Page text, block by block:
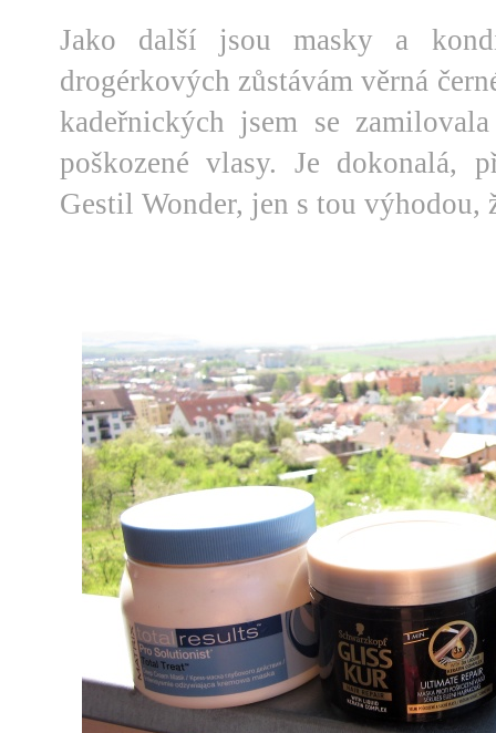
Jako další jsou masky a
drogérkových zůstávám věrná
kadeřnických jsem se
poškozené vlasy. Je dokonalá,
Gestil Wonder, jen s tou výhodou,